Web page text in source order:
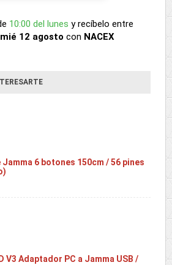
10:00 del lunes y recíbelo entre
mié 12 agosto con NACEX
6 botones 150cm / 56 pines
V3 Adaptador PC a Jamma USB /